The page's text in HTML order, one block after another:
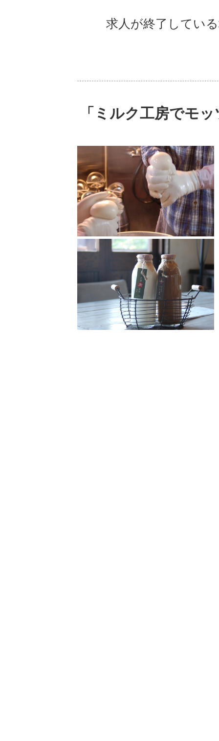
求人が終了してい
「ミルク工房でモ